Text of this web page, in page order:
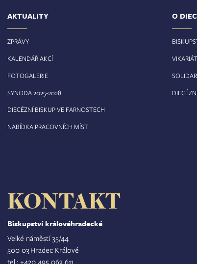
AKTUALITY
ZPRÁVY
KALENDÁŘ AKCÍ
FOTOGALERIE
SYNODA 2025-2028
DIECÉZNÍ BISKUP VE FARNOSTECH
NABÍDKA PRACOVNÍCH MÍST
O
KONTAKT
Biskupství královéhradecké
Velké náměstí 35/44
500 03 Hradec Králové
tel.: +420 495 063 611